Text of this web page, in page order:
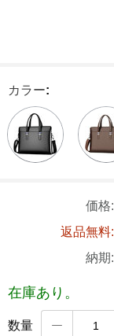
カラー:
価格:
返品無料:
納期:
在庫あり。
数量 